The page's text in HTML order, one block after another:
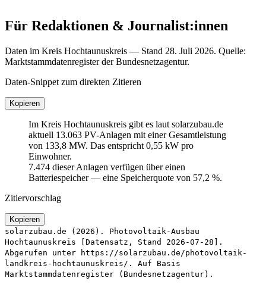
Für Redaktionen & Journalist:innen
Daten im Kreis Hochtaunuskreis — Stand 28. Juli 2026. Quelle:
Marktstammdatenregister der Bundesnetzagentur.
Daten-Snippet zum direkten Zitieren
Kopieren
Im Kreis Hochtaunuskreis gibt es laut solarzubau.de
aktuell 13.063 PV-Anlagen mit einer Gesamtleistung
von 133,8 MW. Das entspricht 0,55 kW pro
Einwohner.
7.474 dieser Anlagen verfügen über einen
Batteriespeicher — eine Speicherquote von 57,2 %.
Zitiervorschlag
Kopieren
solarzubau.de (2026). Photovoltaik-Ausbau
Hochtaunuskreis [Datensatz, Stand 2026-07-28].
Abgerufen unter https://solarzubau.de/photovoltaik-
landkreis-hochtaunuskreis/. Auf Basis
Marktstammdatenregister (Bundesnetzagentur).